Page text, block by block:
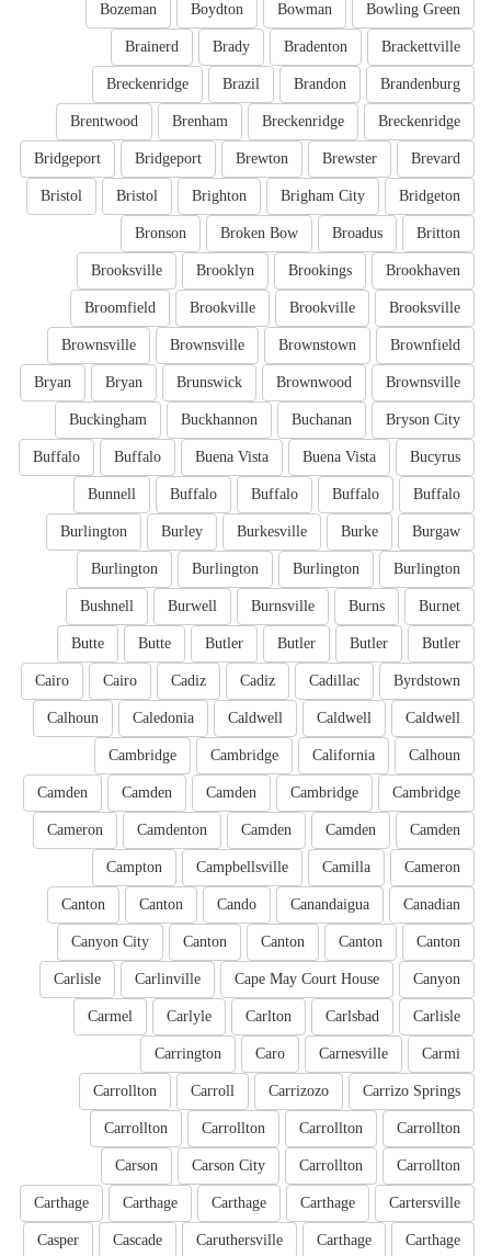
Bowling Green
Bowman
Boydton
Bozeman
Brackettville
Bradenton
Brady
Brainerd
Brandenburg
Brandon
Brazil
Breckenridge
Breckenridge
Breckenridge
Brenham
Brentwood
Brevard
Brewster
Brewton
Bridgeport
Bridgeport
Bridgeton
Brigham City
Brighton
Bristol
Bristol
Britton
Broadus
Broken Bow
Bronson
Brookhaven
Brookings
Brooklyn
Brooksville
Brooksville
Brookville
Brookville
Broomfield
Brownfield
Brownstown
Brownsville
Brownsville
Brownsville
Brownwood
Brunswick
Bryan
Bryan
Bryson City
Buchanan
Buckhannon
Buckingham
Bucyrus
Buena Vista
Buena Vista
Buffalo
Buffalo
Buffalo
Buffalo
Buffalo
Buffalo
Bunnell
Burgaw
Burke
Burkesville
Burley
Burlington
Burlington
Burlington
Burlington
Burlington
Burnet
Burns
Burnsville
Burwell
Bushnell
Butler
Butler
Butler
Butler
Butte
Butte
Byrdstown
Cadillac
Cadiz
Cadiz
Cairo
Cairo
Caldwell
Caldwell
Caldwell
Caledonia
Calhoun
Calhoun
California
Cambridge
Cambridge
Cambridge
Cambridge
Camden
Camden
Camden
Camden
Camden
Camden
Camdenton
Cameron
Cameron
Camilla
Campbellsville
Campton
Canadian
Canandaigua
Cando
Canton
Canton
Canton
Canton
Canton
Canton
Canyon City
Canyon
Cape May Court House
Carlinville
Carlisle
Carlisle
Carlsbad
Carlton
Carlyle
Carmel
Carmi
Carnesville
Caro
Carrington
Carrizo Springs
Carrizozo
Carroll
Carrollton
Carrollton
Carrollton
Carrollton
Carrollton
Carrollton
Carrollton
Carson City
Carson
Cartersville
Carthage
Carthage
Carthage
Carthage
Carthage
Carthage
Caruthersville
Cascade
Casper